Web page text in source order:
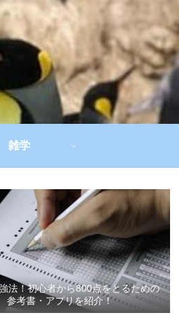
雑学
法！初心者から800点をとるための
参考書・アプリを紹介！